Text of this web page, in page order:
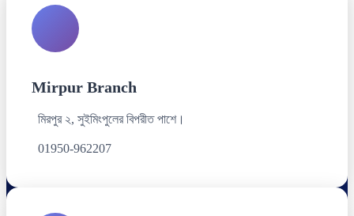
Mirpur Branch
মিরপুর ২, সুইমিংপুলের বিপরীত পাশে।
01950-962207